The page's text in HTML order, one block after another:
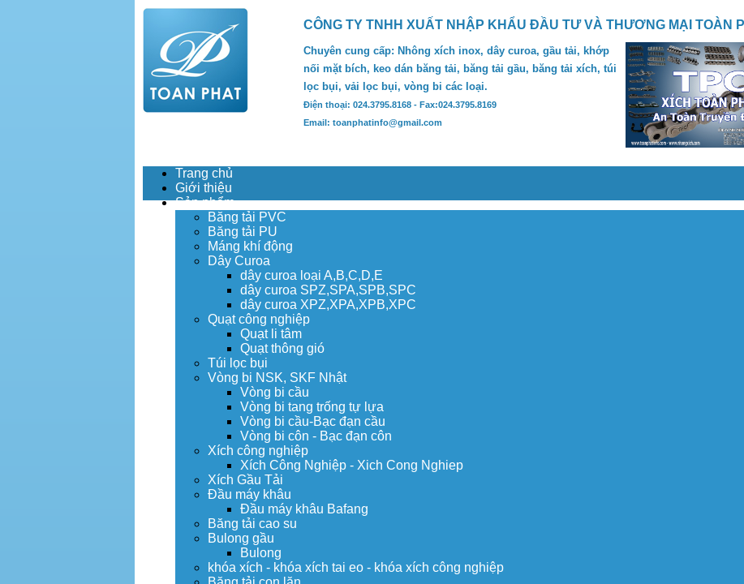
CÔNG TY TNHH XUẤT NHẬP KHẨU ĐẦU TƯ VÀ THƯƠNG MẠI TOÀN
Chuyên cung cấp: Nhông xích inox, dây curoa, gầu tải, khớp
nối mặt bích, keo dán băng tải, băng tải gầu, băng tải xích, túi
lọc bụi, vải lọc bụi, vòng bi các loại.
Điện thoại: 024.3795.8168 - Fax:024.3795.8169
Email: toanphatinfo@gmail.com
Trang chủ
Giới thiệu
Sản phẩm
Băng tải PVC
Băng tải PU
Máng khí động
Dây Curoa
dây curoa loại A,B,C,D,E
dây curoa SPZ,SPA,SPB,SPC
dây curoa XPZ,XPA,XPB,XPC
Quạt công nghiệp
Quạt li tâm
Quạt thông gió
Túi lọc bụi
Vòng bi NSK, SKF Nhật
Vòng bi cầu
Vòng bi tang trống tự lựa
Vòng bi cầu-Bạc đạn cầu
Vòng bi côn - Bạc đạn côn
Xích công nghiệp
Xích Công Nghiệp - Xich Cong Nghiep
Xích Gầu Tải
Đầu máy khâu
Đầu máy khâu Bafang
Băng tải cao su
Bulong gầu
Bulong
khóa xích - khóa xích tai eo - khóa xích công nghiệp